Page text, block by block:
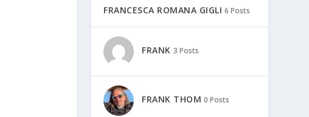
FRANCESCA ROMANA GIGLI 6 Posts
FRANK 3 Posts
FRANK THOM 0 Posts